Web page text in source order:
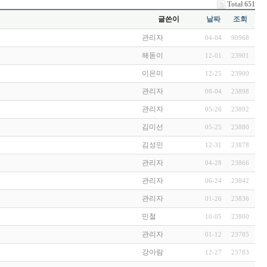
Total 651
글쓴이
날짜 조회
관리자 04-04 90968
해돋이 12-01 23901
이은미 12-25 23900
관리자 08-04 23898
관리자 05-26 23892
김미선 05-25 23880
김성민 12-31 23878
관리자 04-28 23866
관리자 06-24 23842
관리자 01-26 23836
민철 10-05 23800
관리자 01-12 23785
강아람 12-27 23783